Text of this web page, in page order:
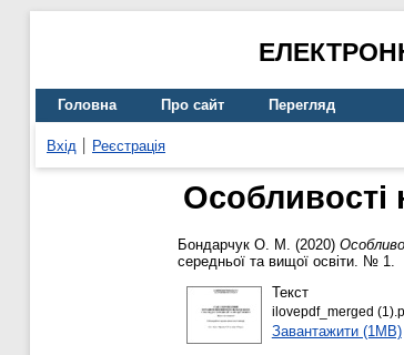
Головна Про сайт Перегляд
Вхід Реєстрація
Особливості
Бондарчук О. М. (2020)
середньої та вищої освіти. № 1.
Текст
ilovepdf_merged
Завантажити (1MB)